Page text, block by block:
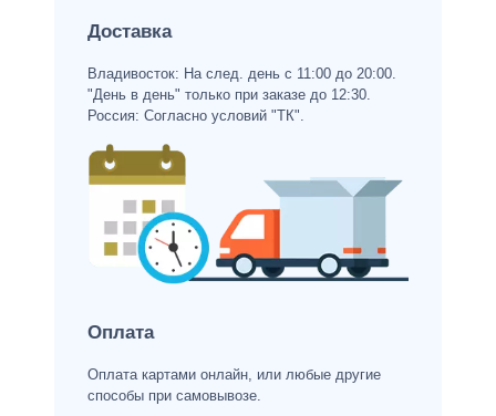
Доставка
Владивосток: На след. день с 11:00 до 20:00.
"День в день" только при заказе до 12:30.
Россия: Согласно условий "ТК".
Оплата
Оплата картами онлайн, или любые другие
способы при самовывозе.